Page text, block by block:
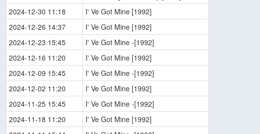
2024-12-30 11:18
I' Ve Got Mine [1992]
2024-12-26 14:37
I' Ve Got Mine [1992]
2024-12-23 15:45
I' Ve Got Mine -[1992]
2024-12-16 11:20
I' Ve Got Mine [1992]
2024-12-09 15:45
I' Ve Got Mine -[1992]
2024-12-02 11:20
I' Ve Got Mine [1992]
2024-11-25 15:45
I' Ve Got Mine -[1992]
2024-11-18 11:20
I' Ve Got Mine [1992]